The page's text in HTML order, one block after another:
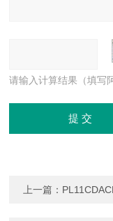
请输入计算结果（填写
上一篇：